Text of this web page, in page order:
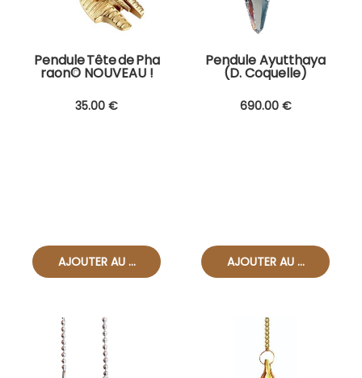
Pendule Tête de Pha
raon© NOUVEAU !
35.00 €
Pendule Ayutthaya
(D. Coquelle)
NOUVEAUTE !
690.00 €